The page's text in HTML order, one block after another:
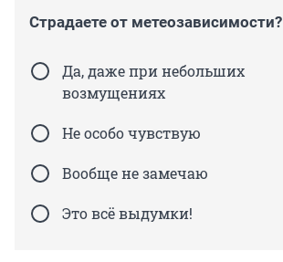
Страдаете от метеозависимости?
Да, даже при небольших
возмущениях
Не особо чувствую
Вообще не замечаю
Это всё выдумки!